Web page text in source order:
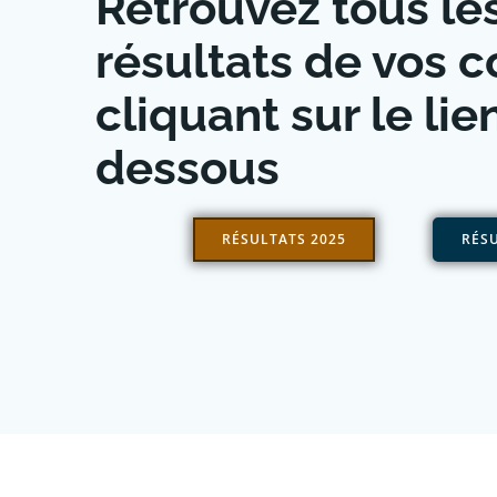
résultats de vos
cliquant sur le
dessous
RÉSULTATS 2025